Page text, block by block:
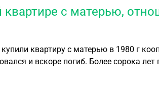
с матерью,
квартиру с матерью в 1980 г
и вскоре погиб. Более сорока
я останусь на улице, она хозяйка